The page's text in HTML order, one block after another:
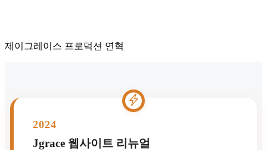
제이그레이스 프로덕션 연혁
2024
Jgrace 웹사이트 리뉴얼